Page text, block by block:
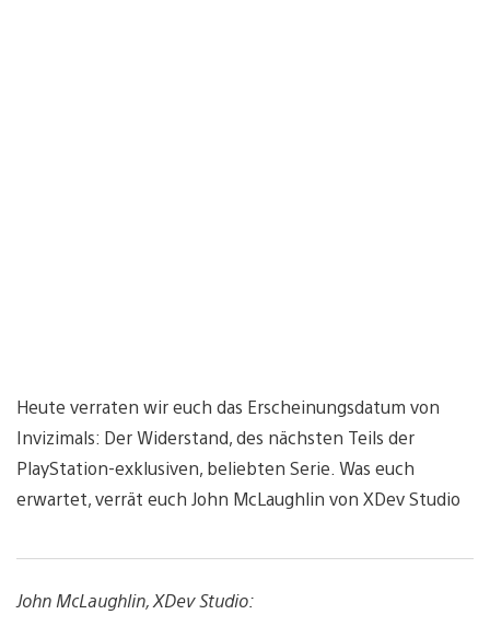
Heute verraten wir euch das Erscheinungsdatum von
Invizimals: Der Widerstand, des nächsten Teils der
PlayStation-exklusiven, beliebten Serie. Was euch
erwartet, verrät euch John McLaughlin von XDev Studio
John McLaughlin, XDev Studio: